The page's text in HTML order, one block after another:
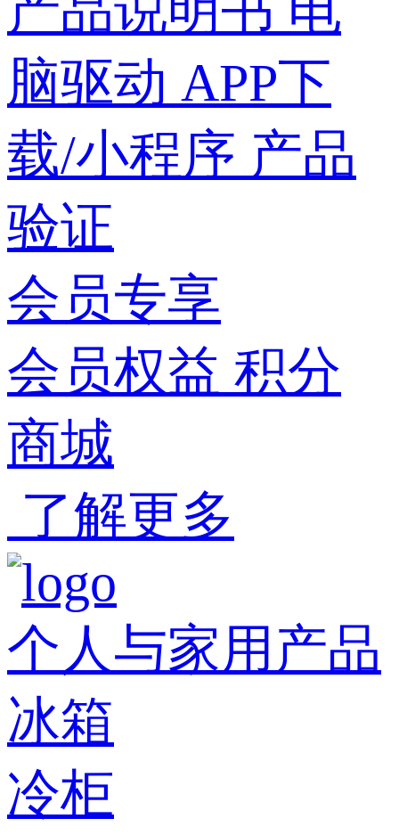
脑驱动 APP下
载/小程序 产品
验证
会员专享
会员权益 积分
商城
了解更多
个人与家用产品
冰箱
冷柜